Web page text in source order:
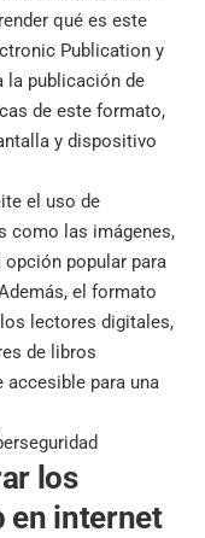
qué es este
Publication y
la publicación de
de este formato,
y dispositivo
el uso de
como las imágenes,
opción popular para
el formato
lectores digitales,
de libros
para una
los
en internet